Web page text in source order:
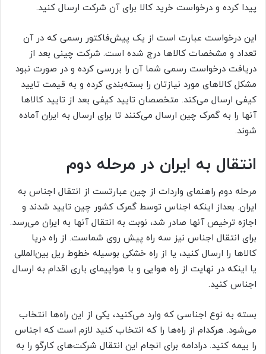
پیدا کرده و درخواست خرید کالا برای آن شرکت ارسال کنید.
این درخواست عبارت است از یک پیش‌فاکتور رسمی که در آن
تعداد و مشخصات کالاها درج شده است. شرکت چینی بعد از
دریافت درخواست رسمی شما آن را بررسی کرده و در صورت نبود
مشکل کالاهای مورد نیازتان را بسته‌بندی کرده و به قیمت تایید
کیفی ارسال می‌کند. متخصصان تایید کیفی بعد از تایید کالاها
آنها را به گمرک چین ارسال می‌کنند تا برای ارسال به ایران آماده
شوند.
انتقال به ایران در مرحله دوم
مرحله دوم راهنمای واردات از چین عبارتست از انتقال اجناس به
ایران. بعداز اینکه اجناس توسط گمرک کشور چین تایید شدند و
اجازه ترخیص آنها صادر شد، نوبت به انتقال آنها به ایران می‌رسد.
برای انتقال اجناس نیز سه راه پیش روی شماست. از راه دریا
کالاها را ارسال کنید، یا از راه خشکی بوسیله خطوط ریل بین‌المللی
یا اینکه در نهایت از راه هوایی و با هواپیمای باری اقدام به ارسال
اجناس کنید.
بسته به نوع اجناسی که وارد می‌کنید، یکی از این‌ راه‌ها انتخاب
می‌شود. هرکدام از راه‌ها را که انتخاب کنید لازم است که اجناس
را بیمه کنید. درادامه برای انجام این انتقال شرکت‌های کارگو را به